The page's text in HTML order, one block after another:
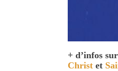
+ d’infos sur
Christ et